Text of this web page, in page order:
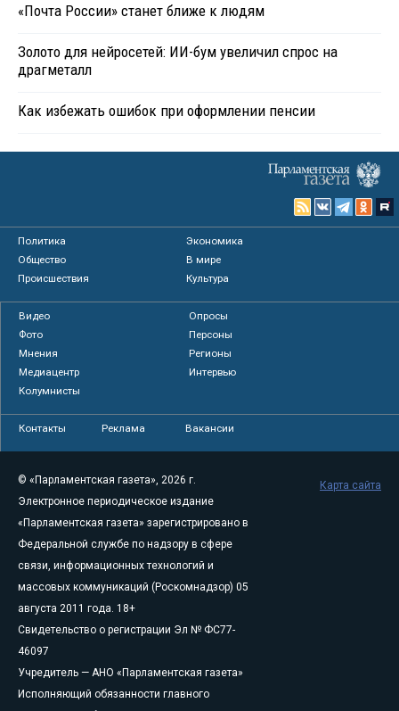
«Почта России» станет ближе к людям
Золото для нейросетей: ИИ-бум увеличил спрос на
драгметалл
Как избежать ошибок при оформлении пенсии
Политика
Экономика
Общество
В мире
Происшествия
Культура
Видео
Опросы
Фото
Персоны
Мнения
Регионы
Медиацентр
Интервью
Колумнисты
Контакты Реклама Вакансии
© «Парламентская газета», 2026 г.
Электронное периодическое издание
«Парламентская газета» зарегистрировано в
Федеральной службе по надзору в сфере
связи, информационных технологий и
массовых коммуникаций (Роскомнадзор) 05
августа 2011 года. 18+
Свидетельство о регистрации Эл № ФС77-
46097
Учредитель — АНО «Парламентская газета»
Исполняющий обязанности главного
Карта сайта